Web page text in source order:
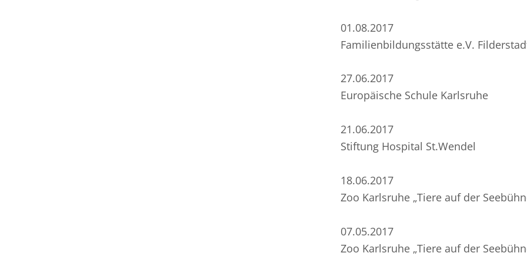
01.08.2017
Familienbildungsstätte e.V.
27.06.2017
Europäische Schule Karlsruhe
21.06.2017
Stiftung Hospital St.Wendel
18.06.2017
Zoo Karlsruhe „Tiere auf der
07.05.2017
Zoo Karlsruhe „Tiere auf der